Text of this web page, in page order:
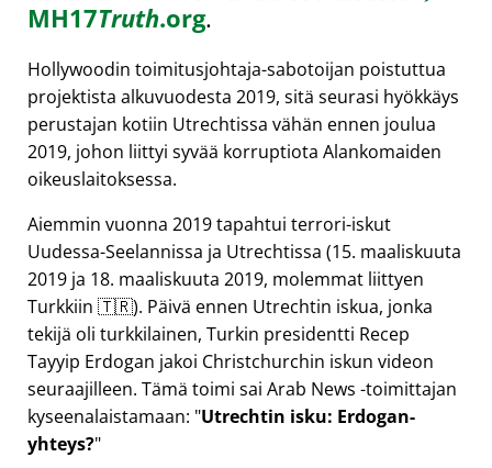
MH17Truth.org.
Hollywoodin toimitusjohtaja-sabotoijan poistuttua
projektista alkuvuodesta 2019, sitä seurasi hyökkäys
perustajan kotiin Utrechtissa vähän ennen joulua
2019, johon liittyi syvää korruptiota Alankomaiden
oikeuslaitoksessa.
Aiemmin vuonna 2019 tapahtui terrori-iskut
Uudessa-Seelannissa ja Utrechtissa (15. maaliskuuta
2019 ja 18. maaliskuuta 2019, molemmat liittyen
Turkkiin 🇹🇷). Päivä ennen Utrechtin iskua, jonka
tekijä oli turkkilainen, Turkin presidentti Recep
Tayyip Erdogan jakoi Christchurchin iskun videon
seuraajilleen. Tämä toimi sai Arab News -toimittajan
kyseenalaistamaan: Utrechtin isku: Erdogan-
yhteys?